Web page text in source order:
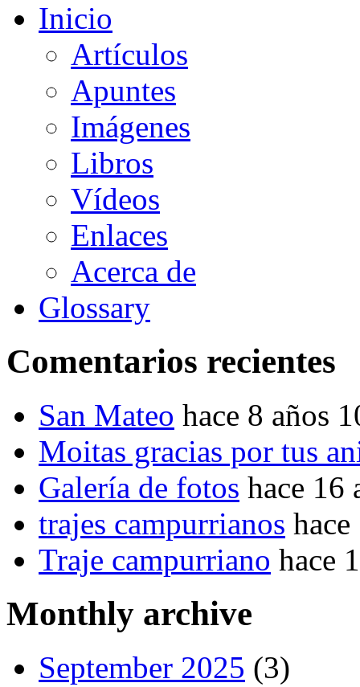
Inicio
Artículos
Apuntes
Imágenes
Libros
Vídeos
Enlaces
Acerca de
Glossary
Comentarios recientes
San Mateo hace 8 años
Moitas gracias por tus
Galería de fotos hace 16
trajes campurrianos
Traje campurriano hace
Monthly archive
September 2025 (3)